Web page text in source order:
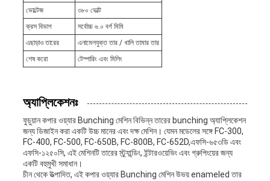
ভোল্টেজ
৩৮০ ভোল্ট
ক্রস বিভাগ
সর্বোচ্চ ৬.০ বর্গ মিমি
এছাড়াও তারের
এনামেলযুক্ত তার / খালি তামার তার
শেষ করো
টেম্পারিং এবং মিলিং
অ্যাপ্লিকেশনঃ
ফুচুয়ান কপার ওয়্যার Bunching মেশিন বিভিন্ন তারের bunching অ্যাপ্লিকেশন
জন্য ডিজাইন করা একটি উচ্চ মানের এবং দক্ষ মেশিন। যেমন মডেলের সঙ্গে FC-300,
FC-400, FC-500, FC-650B, FC-800B, FC-652D,এফসি-৬৫৩ডি এবং
এফসি-১২৫০সি, এই মেশিনটি তারের স্ট্র্যান্ডিং, ইন্টারওয়েভিং এবং গ্রুপিংয়ের জন্য
একটি বহুমুখী সমাধান।
চীন থেকে উত্পাদিত, এই কপার ওয়্যার Bunching মেশিন উভয় enameled তার